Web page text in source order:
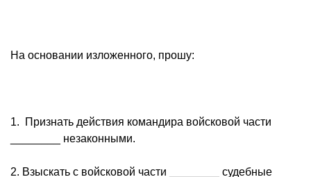
На основании изложенного, прошу:
1. Признать действия командира войсковой части
________ незаконными.
2. Взыскать с войсковой части ________ судебные